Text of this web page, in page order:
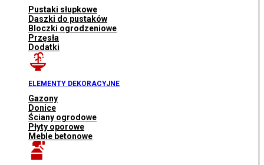
Pustaki słupkowe
Daszki do pustaków
Bloczki ogrodzeniowe
Przęsła
Dodatki
ELEMENTY DEKORACYJNE
Gazony
Donice
Ściany ogrodowe
Płyty oporowe
Meble betonowe